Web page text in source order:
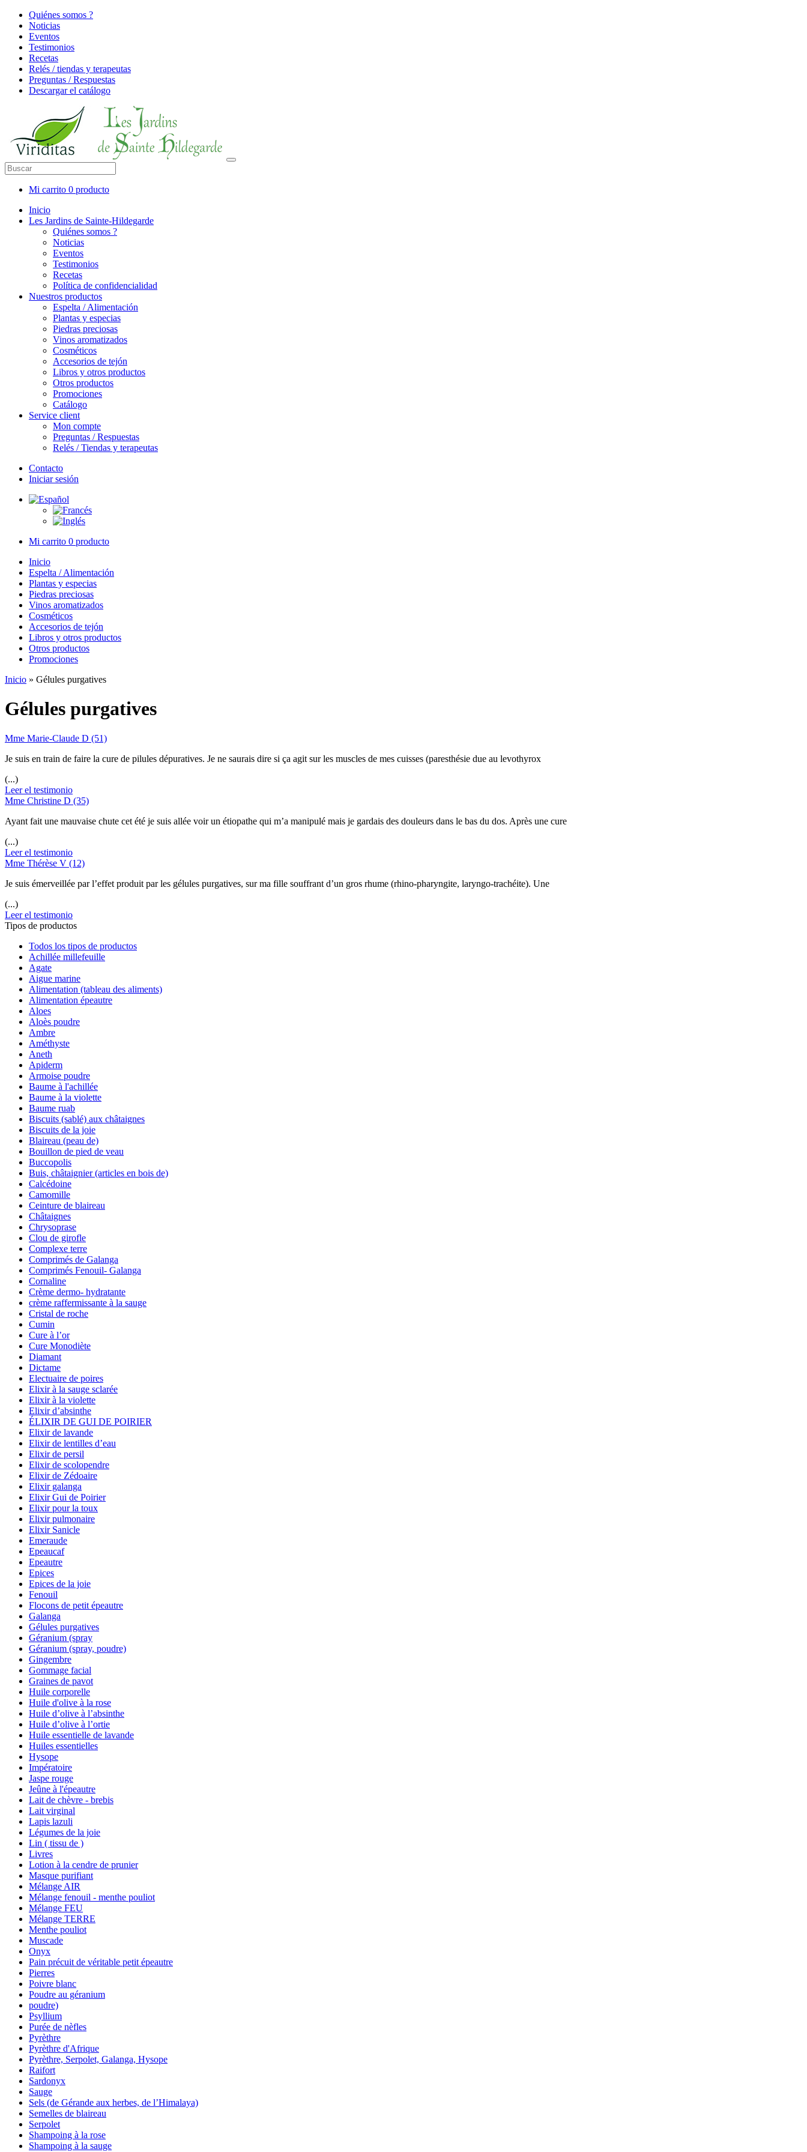
Quiénes somos ?
Noticias
Eventos
Testimonios
Recetas
Relés / tiendas y terapeutas
Preguntas / Respuestas
Descargar el catálogo
Mi carrito 0 producto
Inicio
Les Jardins de Sainte-Hildegarde
Quiénes somos ?
Noticias
Eventos
Testimonios
Recetas
Política de confidencialidad
Nuestros productos
Espelta / Alimentación
Plantas y especias
Piedras preciosas
Vinos aromatizados
Cosméticos
Accesorios de tejón
Libros y otros productos
Otros productos
Promociones
Catálogo
Service client
Mon compte
Preguntas / Respuestas
Relés / Tiendas y terapeutas
Contacto
Iniciar sesión
Mi carrito 0 producto
Inicio
Espelta / Alimentación
Plantas y especias
Piedras preciosas
Vinos aromatizados
Cosméticos
Accesorios de tejón
Libros y otros productos
Otros productos
Promociones
Inicio » Gélules purgatives
Gélules purgatives
Mme Marie-Claude D (51)
Je suis en train de faire la cure de pilules dépuratives. Je ne saurais dire si ça agit sur les muscles de mes cuisses (paresthésie due au levothyrox
(...)
Leer el testimonio
Mme Christine D (35)
Ayant fait une mauvaise chute cet été je suis allée voir un étiopathe qui m’a manipulé mais je gardais des douleurs dans le bas du dos. Après une cure
(...)
Leer el testimonio
Mme Thérèse V (12)
Je suis émerveillée par l’effet produit par les gélules purgatives, sur ma fille souffrant d’un gros rhume (rhino-pharyngite, laryngo-trachéite). Une
(...)
Leer el testimonio
Tipos de productos
Todos los tipos de productos
Achillée millefeuille
Agate
Aigue marine
Alimentation (tableau des aliments)
Alimentation épeautre
Aloes
Aloès poudre
Ambre
Améthyste
Aneth
Apiderm
Armoise poudre
Baume à l'achillée
Baume à la violette
Baume ruab
Biscuits (sablé) aux châtaignes
Biscuits de la joie
Blaireau (peau de)
Bouillon de pied de veau
Buccopolis
Buis, châtaignier (articles en bois de)
Calcédoine
Camomille
Ceinture de blaireau
Châtaignes
Chrysoprase
Clou de girofle
Complexe terre
Comprimés de Galanga
Comprimés Fenouil- Galanga
Cornaline
Crème dermo- hydratante
crème raffermissante à la sauge
Cristal de roche
Cumin
Cure à l’or
Cure Monodiète
Diamant
Dictame
Electuaire de poires
Elixir à la sauge sclarée
Elixir à la violette
Elixir d’absinthe
ÉLIXIR DE GUI DE POIRIER
Elixir de lavande
Elixir de lentilles d’eau
Elixir de persil
Elixir de scolopendre
Elixir de Zédoaire
Elixir galanga
Elixir Gui de Poirier
Elixir pour la toux
Elixir pulmonaire
Elixir Sanicle
Emeraude
Epeaucaf
Epeautre
Epices
Epices de la joie
Fenouil
Flocons de petit épeautre
Galanga
Gélules purgatives
Géranium (spray
Géranium (spray, poudre)
Gingembre
Gommage facial
Graines de pavot
Huile corporelle
Huile d'olive à la rose
Huile d’olive à l’absinthe
Huile d’olive à l’ortie
Huile essentielle de lavande
Huiles essentielles
Hysope
Impératoire
Jaspe rouge
Jeûne à l'épeautre
Lait de chèvre - brebis
Lait virginal
Lapis lazuli
Légumes de la joie
Lin ( tissu de )
Livres
Lotion à la cendre de prunier
Masque purifiant
Mélange AIR
Mélange fenouil - menthe pouliot
Mélange FEU
Mélange TERRE
Menthe pouliot
Muscade
Onyx
Pain précuit de véritable petit épeautre
Pierres
Poivre blanc
Poudre au géranium
poudre)
Psyllium
Purée de nèfles
Pyrèthre
Pyrèthre d'Afrique
Pyrèthre, Serpolet, Galanga, Hysope
Raifort
Sardonyx
Sauge
Sels (de Gérande aux herbes, de l’Himalaya)
Semelles de blaireau
Serpolet
Shampoing à la rose
Shampoing à la sauge